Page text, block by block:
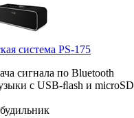
система PS-175
сигнала по Bluetooth
с USB-ﬂash и microSD